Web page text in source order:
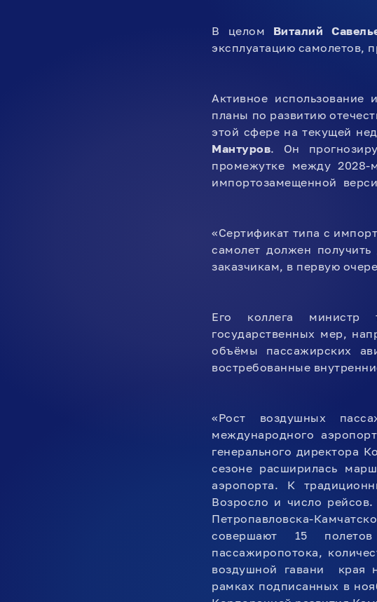
В целом Виталий
эксплуатацию самолетов,
Активное использование
планы по развитию
этой сфере на текущей
Мантуров. Он
промежутке между 2028-
импортозамещенной
«Сертификат типа с
самолет должен
заказчикам, в первую
Его коллега министр
государственных мер,
объёмы пассажирских
востребованные
«Рост воздушных
международного
генерального директора
сезоне расширилась
аэропорта. К
Возросло и число
Петропавловска-
совершают 15
пассажиропотока,
воздушной гавани края
рамках подписанных в